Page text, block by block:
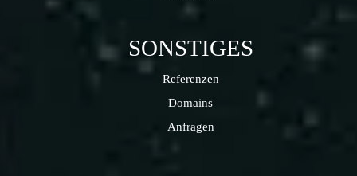
SONSTIGES
Referenzen
Domains
Anfragen